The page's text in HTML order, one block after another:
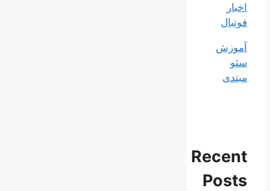
اخبار
فوتبال
آموزش
سئو
مبتدی
Recent
Posts